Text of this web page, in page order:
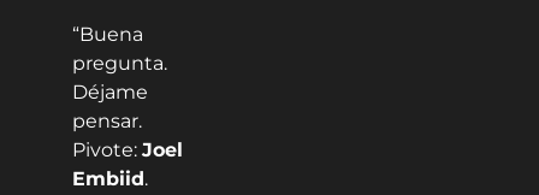
“Buena
pregunta.
Déjame
pensar.
Pivote: Joel
Embiid.